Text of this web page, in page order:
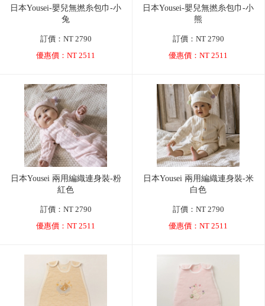
日本Yousei-嬰兒無撚糸包巾-小
兔
訂價：NT 2790
優惠價：NT 2511
日本Yousei-嬰兒無撚糸包巾-小
熊
訂價：NT 2790
優惠價：NT 2511
日本Yousei 兩用編織連身裝-粉
紅色
訂價：NT 2790
優惠價：NT 2511
日本Yousei 兩用編織連身裝-米
白色
訂價：NT 2790
優惠價：NT 2511